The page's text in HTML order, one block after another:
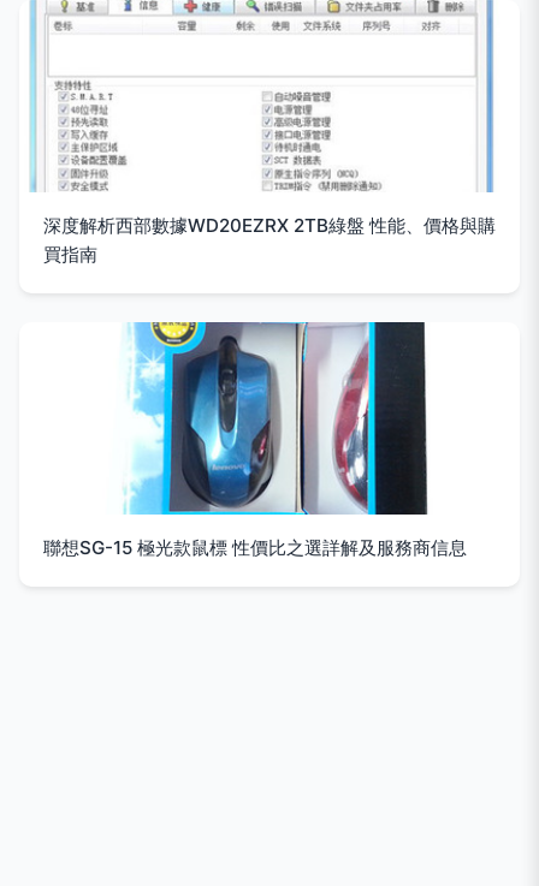
深度解析西部數據WD20EZRX 2TB綠盤 性能、價格與購
買指南
聯想SG-15 極光款鼠標 性價比之選詳解及服務商信息